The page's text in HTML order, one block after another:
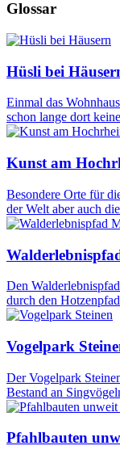
Glossar
Hüsli bei
Einmal das
schon lange dort
Kunst am
Besondere Orte für
der Welt aber auch
Den
durch den
Vogelpark
Der Vogelpark
Bestand an
Pfahlbauten